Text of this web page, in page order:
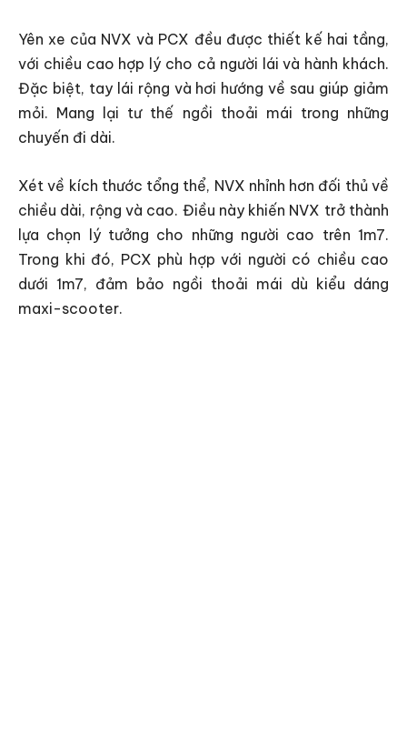
Yên xe của NVX và PCX đều được thiết kế hai tầng,
với chiều cao hợp lý cho cả người lái và hành khách.
Đặc biệt, tay lái rộng và hơi hướng về sau giúp giảm
mỏi. Mang lại tư thế ngồi thoải mái trong những
chuyến đi dài.
Xét về kích thước tổng thể, NVX nhỉnh hơn đối thủ về
chiều dài, rộng và cao. Điều này khiến NVX trở thành
lựa chọn lý tưởng cho những người cao trên 1m7.
Trong khi đó, PCX phù hợp với người có chiều cao
dưới 1m7, đảm bảo ngồi thoải mái dù kiểu dáng
maxi-scooter.